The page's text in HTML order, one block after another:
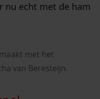
nu echt met de ham
met het
van Beresteijn.